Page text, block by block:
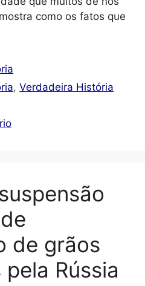
como os fatos que
,Verdadeira História
de grãos
Rússia